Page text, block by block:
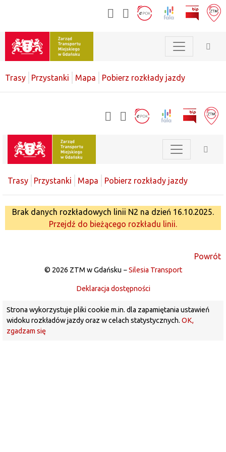
Trasy Przystanki Mapa Pobierz rozkłady jazdy
Trasy Przystanki Mapa Pobierz rozkłady jazdy
Brak danych rozkładowych linii N2 na dzień 16.10.2025.
Przejdź do bieżącego rozkładu linii.
Powrót
© 2026 ZTM w Gdańsku −Silesia Transport
Deklaracja dostępności
Strona wykorzystuje pliki cookie m.in. dla zapamiętania ustawień
widoku rozkładów jazdy oraz w celach statystycznych. OK,
zgadzam się